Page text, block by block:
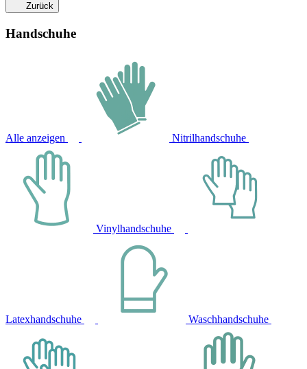
Zurück
Handschuhe
Alle anzeigen Nitrilhandschuhe
Vinylhandschuhe
Latexhandschuhe Waschhandschuhe